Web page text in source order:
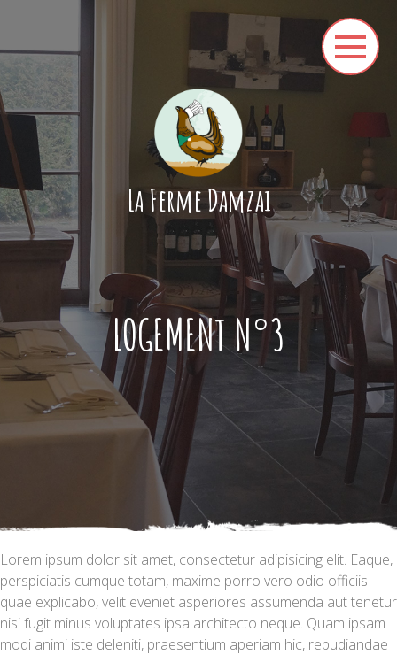
La Ferme Damzai
LOGEMENT N°3
Lorem ipsum dolor sit amet, consectetur adipisicing elit. Eaque,
perspiciatis cumque totam, maxime porro vero odio officiis
quae explicabo, velit eveniet asperiores assumenda aut tenetur
nisi fugit minus voluptates ipsa architecto neque. Quam ipsam
modi animi iste deleniti, praesentium aperiam hic, repudiandae